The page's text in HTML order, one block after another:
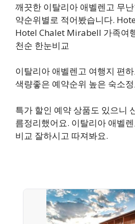
깨끗한 이탈리아 애벨렌고 무
약순위별로 적어봤습니다.
Hotel Chalet Mirabell 가족여
천순 한눈비교
이탈리아 애벨렌고 여행지 편
색량좋은 예약순위 높은 숙소
특가 할인 예약 상품도 있으니
름정리했어요. 이탈리아 애벨
비교 잘하시고 따져봐요.